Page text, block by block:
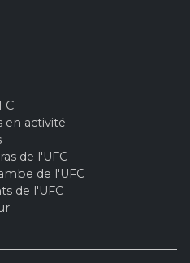
en activité
de l'UFC
de l'UFC
de l'UFC